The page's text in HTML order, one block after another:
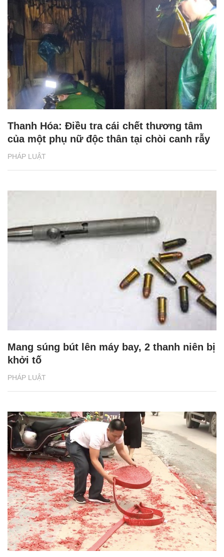
PHÁP LUẬT
Thanh Hóa: Điều tra cái chết thương tâm
của một phụ nữ độc thân tại chòi canh rẫy
PHÁP LUẬT
Mang súng bút lên máy bay, 2 thanh niên bị
khởi tố